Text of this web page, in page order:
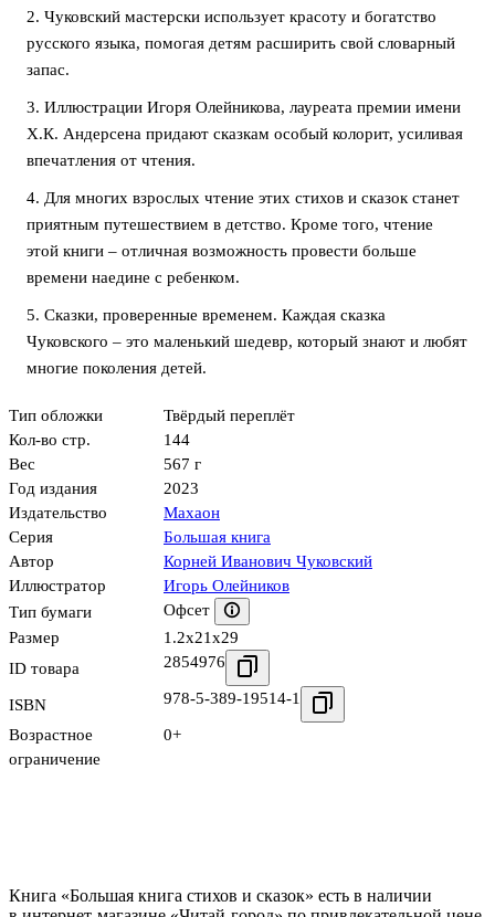
2. Чуковский мастерски использует красоту и богатство
русского языка, помогая детям расширить свой словарный
запас.
3. Иллюстрации Игоря Олейникова, лауреата премии имени
Х.К. Андерсена придают сказкам особый колорит, усиливая
впечатления от чтения.
4. Для многих взрослых чтение этих стихов и сказок станет
приятным путешествием в детство. Кроме того, чтение
этой книги – отличная возможность провести больше
времени наедине с ребенком.
5. Сказки, проверенные временем. Каждая сказка
Чуковского – это маленький шедевр, который знают и любят
многие поколения детей.
Тип обложки
Твёрдый переплёт
Кол-во стр.
144
Вес
567 г
Год издания
2023
Издательство
Махаон
Серия
Большая книга
Автор
Корней Иванович Чуковский
Иллюстратор
Игорь Олейников
Тип бумаги
Офсет
Размер
1.2x21x29
ID товара
2854976
ISBN 978-5-389-19514-1
Возрастное
ограничение
0+
Книга «Большая книга стихов и сказок» есть в наличии